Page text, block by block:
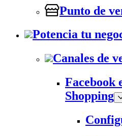
Punto de
Potencia tu
Canales de
Facebook
Shopping